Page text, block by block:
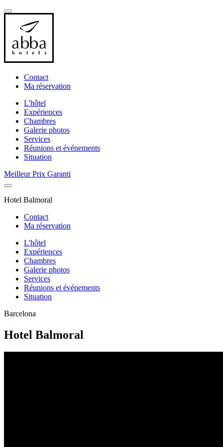
Contact
Ma réservation
L'hôtel
Expériences
Chambres
Galerie photos
Services
Réunions et événements
Situation
Meilleur Prix Garanti
Hotel Balmoral
Contact
Ma réservation
L'hôtel
Expériences
Chambres
Galerie photos
Services
Réunions et événements
Situation
Barcelona
Hotel Balmoral